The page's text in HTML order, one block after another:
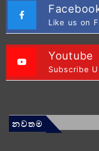
Like us on
Youtube
Subscribe
නවතම